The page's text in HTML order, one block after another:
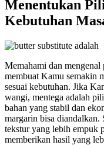
Menentukan
Kebutuhan
Memahami dan mengenal
membuat Kamu semakin
sesuai kebutuhan. Jika
wangi, mentega adalah
bahan yang stabil dan
margarin bisa diandalkan.
tekstur yang lebih empuk
memberikan hasil yang